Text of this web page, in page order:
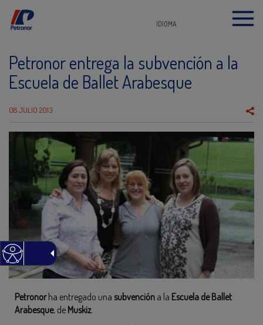
IDIOMA
Petronor entrega la subvención a la
Escuela de Ballet Arabesque
08 JULIO 2013
Petronorha entregado una subvención a la Escuela de Ballet
Arabesque, de Muskiz.